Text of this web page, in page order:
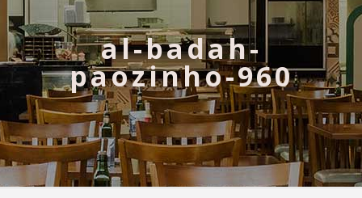
al-badah-
paozinho-960